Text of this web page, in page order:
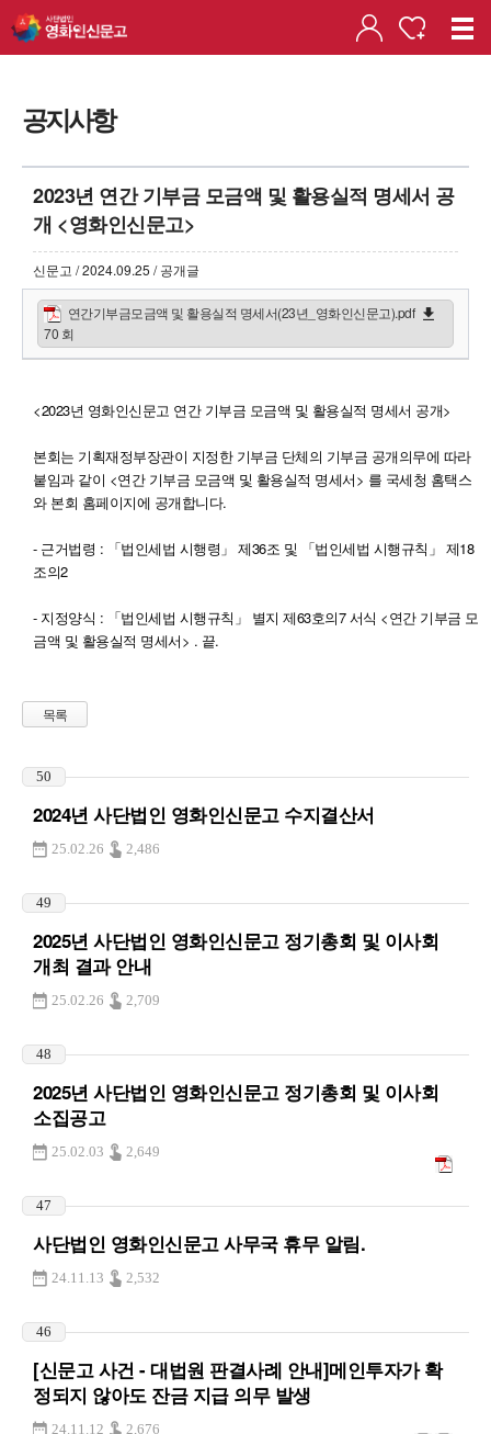
공지사항
2023년 연간 기부금 모금액 및 활용실적 명세서 공
개 <영화인신문고>
신문고 / 2024.09.25 / 공개글
연간기부금모금액 및 활용실적 명세서(23년_영화인신문고).pdf
70 회
<2023년 영화인신문고 연간 기부금 모금액 및 활용실적 명세서 공개>
본회는 기획재정부장관이 지정한 기부금 단체의 기부금 공개의무에 따라
붙임과 같이 <연간 기부금 모금액 및 활용실적 명세서> 를 국세청 홈택스
와 본회 홈페이지에 공개합니다.
- 근거법령 : 「법인세법 시행령」 제36조 및 「법인세법 시행규칙」 제18
조의2
- 지정양식 : 「법인세법 시행규칙」 별지 제63호의7 서식 <연간 기부금 모
금액 및 활용실적 명세서> . 끝.
목록
50
2024년 사단법인 영화인신문고 수지결산서
25.02.26 2,486
49
2025년 사단법인 영화인신문고 정기총회 및 이사회
개최 결과 안내
25.02.26 2,709
48
2025년 사단법인 영화인신문고 정기총회 및 이사회
소집공고
25.02.03 2,649
47
사단법인 영화인신문고 사무국 휴무 알림.
24.11.13 2,532
46
[신문고 사건 - 대법원 판결사례 안내]메인투자가 확
정되지 않아도 잔금 지급 의무 발생
24.11.12 2,676